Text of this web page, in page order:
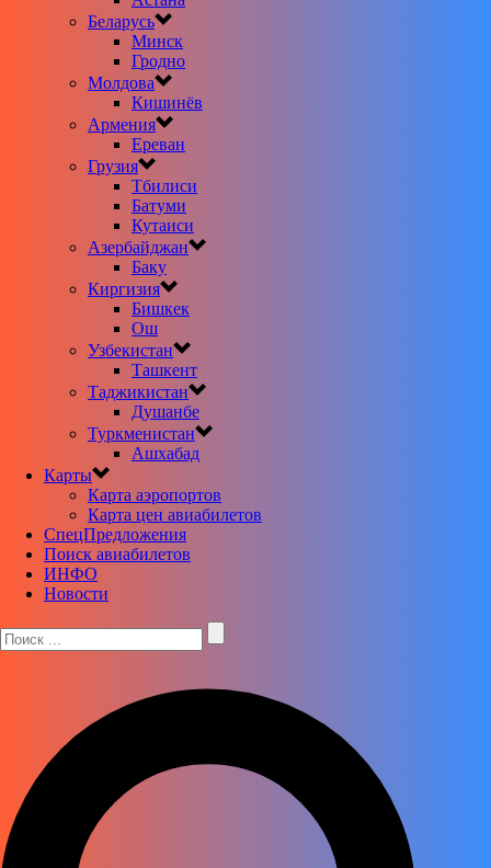
Беларусь
Минск
Гродно
Молдова
Кишинёв
Армения
Ереван
Грузия
Тбилиси
Батуми
Кутаиси
Азербайджан
Баку
Киргизия
Бишкек
Ош
Узбекистан
Ташкент
Таджикистан
Душанбе
Туркменистан
Ашхабад
Карты
Карта аэропортов
Карта цен авиабилетов
CпецПредложения
Поиск авиабилетов
ИНФО
Новости